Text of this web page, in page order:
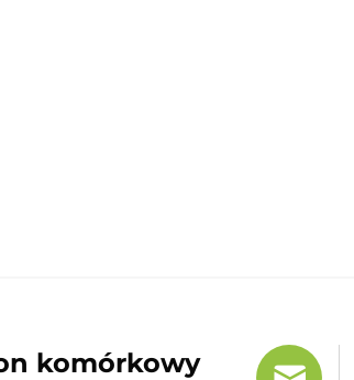
komórkowy